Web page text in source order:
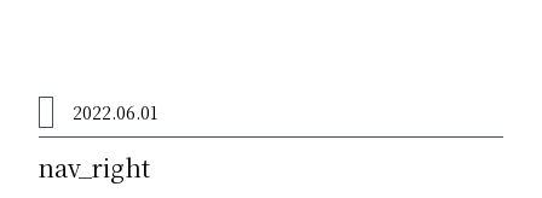
2022.06.01
nav_right